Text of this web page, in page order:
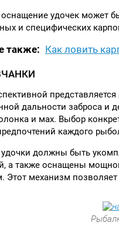
удочек может
и специфических
также: Как ловить
дальности заброса и
и мах. Выбор
каждого
должны быть
а также оснащены
Этот механизм